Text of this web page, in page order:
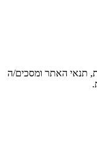
תנאי האתר ומסכים/ה